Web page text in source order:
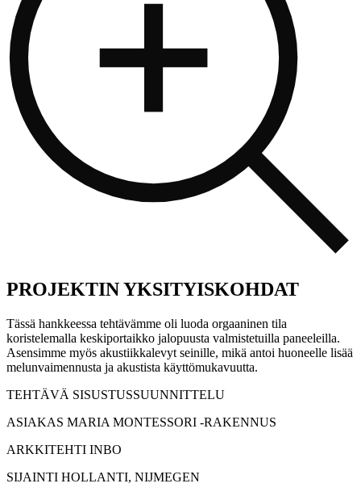
PROJEKTIN YKSITYISKOHDAT
Tässä hankkeessa tehtävämme oli luoda orgaaninen tila
koristelemalla keskiportaikko jalopuusta valmistetuilla paneeleilla.
Asensimme myös akustiikkalevyt seinille, mikä antoi huoneelle lisää
melunvaimennusta ja akustista käyttömukavuutta.
TEHTÄVÄ SISUSTUSSUUNNITTELU
ASIAKAS MARIA MONTESSORI -RAKENNUS
ARKKITEHTI INBO
SIJAINTI HOLLANTI, NIJMEGEN